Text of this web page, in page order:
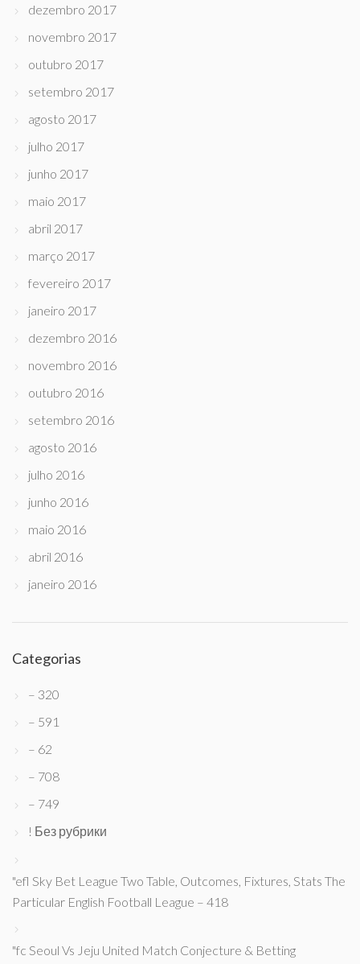
dezembro 2017
novembro 2017
outubro 2017
setembro 2017
agosto 2017
julho 2017
junho 2017
maio 2017
abril 2017
março 2017
fevereiro 2017
janeiro 2017
dezembro 2016
novembro 2016
outubro 2016
setembro 2016
agosto 2016
julho 2016
junho 2016
maio 2016
abril 2016
janeiro 2016
Categorias
– 320
– 591
– 62
– 708
– 749
! Без рубрики
"efl Sky Bet League Two Table, Outcomes, Fixtures, Stats The
Particular English Football League – 418
"fc Seoul Vs Jeju United Match Conjecture & Betting